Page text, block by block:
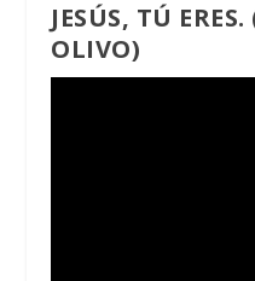
JESÚS, TÚ
OLIVO)